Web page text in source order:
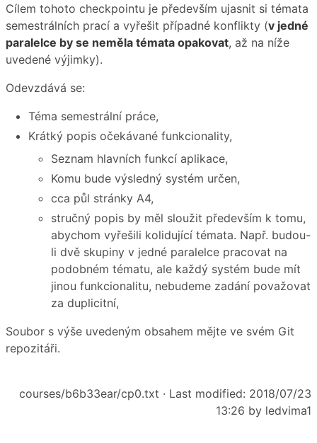
Cílem tohoto checkpointu je především ujasnit si témata
semestrálních prací a vyřešit případné konflikty (v jedné
paralelce by se neměla témata opakovat, až na níže
uvedené výjimky).
Odevzdává se:
Téma semestrální práce,
Krátký popis očekávané funkcionality,
Seznam hlavních funkcí aplikace,
Komu bude výsledný systém určen,
cca půl stránky A4,
stručný popis by měl sloužit především k tomu,
abychom vyřešili kolidující témata. Např. budou-
li dvě skupiny v jedné paralelce pracovat na
podobném tématu, ale každý systém bude mít
jinou funkcionalitu, nebudeme zadání považovat
za duplicitní,
Soubor s výše uvedeným obsahem mějte ve svém Git
repozitáři.
courses/b6b33ear/cp0.txt · Last modified: 2018/07/23
13:26 by ledvima1